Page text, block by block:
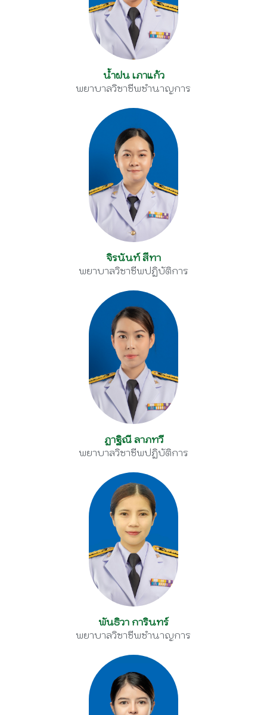
น้ำฝน เภาแก้ว
พยาบาลวิชาชีพชำนาญการ
จิรนันท์ สีทา
พยาบาลวิชาชีพปฏิบัติการ
ฏาฐิณี ลาภทวี
พยาบาลวิชาชีพปฏิบัติการ
พันธิวา การินทร์
พยาบาลวิชาชีพชำนาญการ